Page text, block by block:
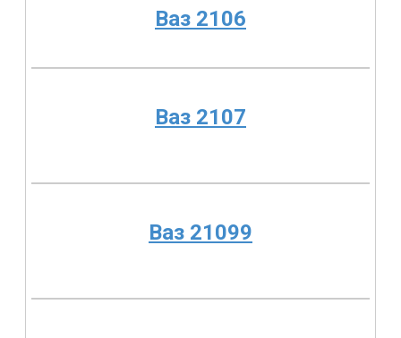
Ваз 2106
Ваз 2107
Ваз 21099